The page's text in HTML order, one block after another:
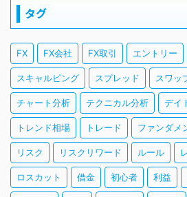
タグ
FX FX会社 FX取引 エントリー
スキャルピング スプレッド スワッ
チャート分析 テクニカル分析 デイ
トレンド相場 トレード ファンダメ
リスク リスクリワード ルール
ロスカット 借金 初心者 利益